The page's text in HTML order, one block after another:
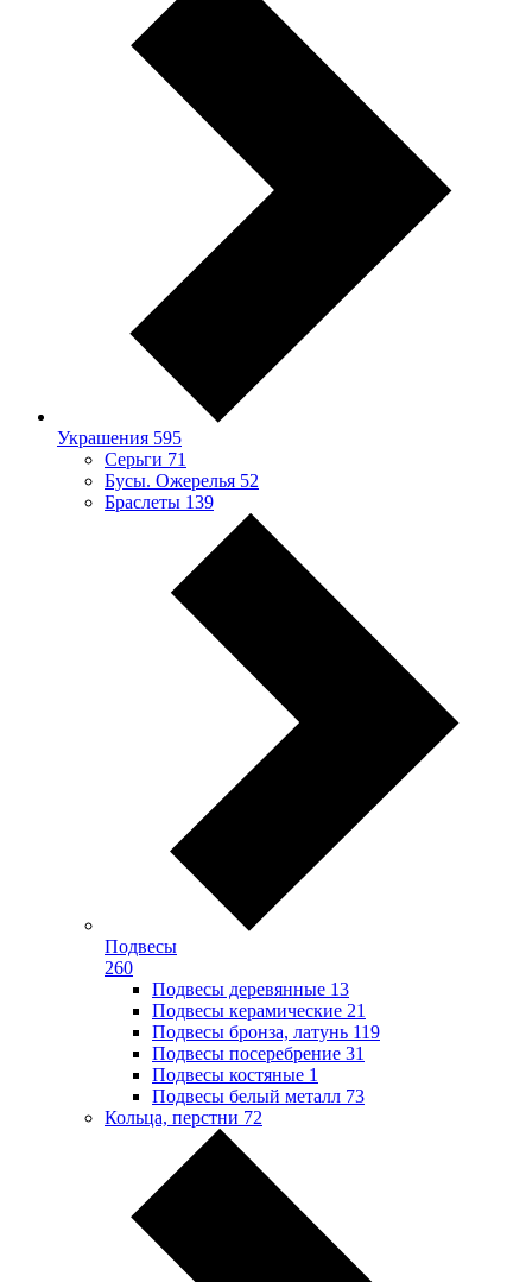
Украшения 595
Серьги 71
Бусы. Ожерелья 52
Браслеты 139
Подвесы
260
Подвесы деревянные 13
Подвесы керамические 21
Подвесы бронза, латунь 119
Подвесы посеребрение 31
Подвесы костяные 1
Подвесы белый металл 73
Кольца, перстни 72